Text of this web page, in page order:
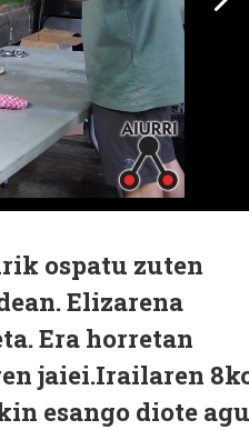
ospatu zuten
Elizarena
Era horretan
jaiei.Irailaren
esango diote